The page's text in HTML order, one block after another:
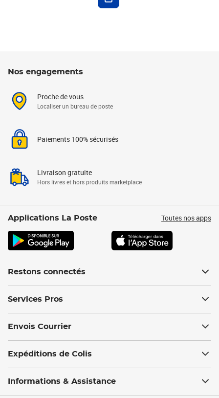
Nos engagements
Proche de vous
Localiser un bureau de poste
Paiements 100% sécurisés
Livraison gratuite
Hors livres et hors produits marketplace
Applications La Poste Toutes nos apps
Restons connectés
Services Pros
Envois Courrier
Expéditions de Colis
Informations & Assistance